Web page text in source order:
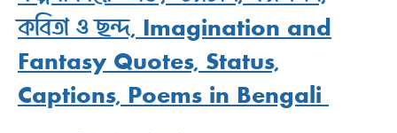
কবিতা ও ছন্দ, Imagination and
Fantasy Quotes, Status,
Captions, Poems in Bengali